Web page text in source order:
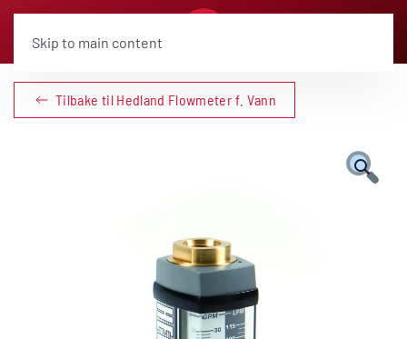
Skip to main content
Tilbake til Hedland Flowmeter f. Vann